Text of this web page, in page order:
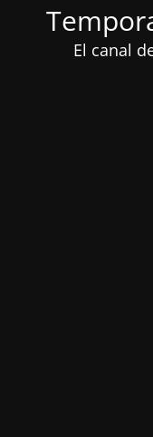
El canal